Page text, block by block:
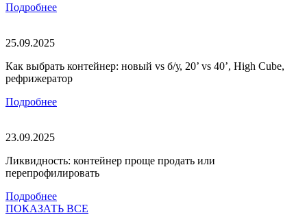
Подробнее
25.09.2025
Как выбрать контейнер: новый vs б/у, 20’ vs 40’, High Cube,
рефрижератор
Подробнее
23.09.2025
Ликвидность: контейнер проще продать или
перепрофилировать
Подробнее
ПОКАЗАТЬ ВСЕ